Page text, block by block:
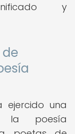
y
ejercido una
la poesía